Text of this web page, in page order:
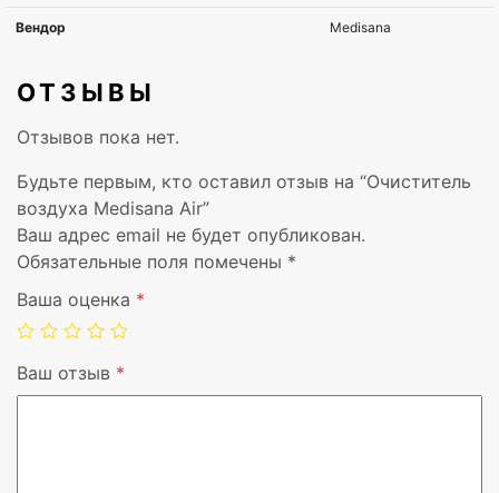
ОТЗЫВЫ
Отзывов пока нет.
Будьте первым, кто оставил отзыв на “Очиститель
воздуха Medisana Air”
Ваш адрес email не будет опубликован.
Обязательные поля помечены *
Ваша оценка *
Ваш отзыв *